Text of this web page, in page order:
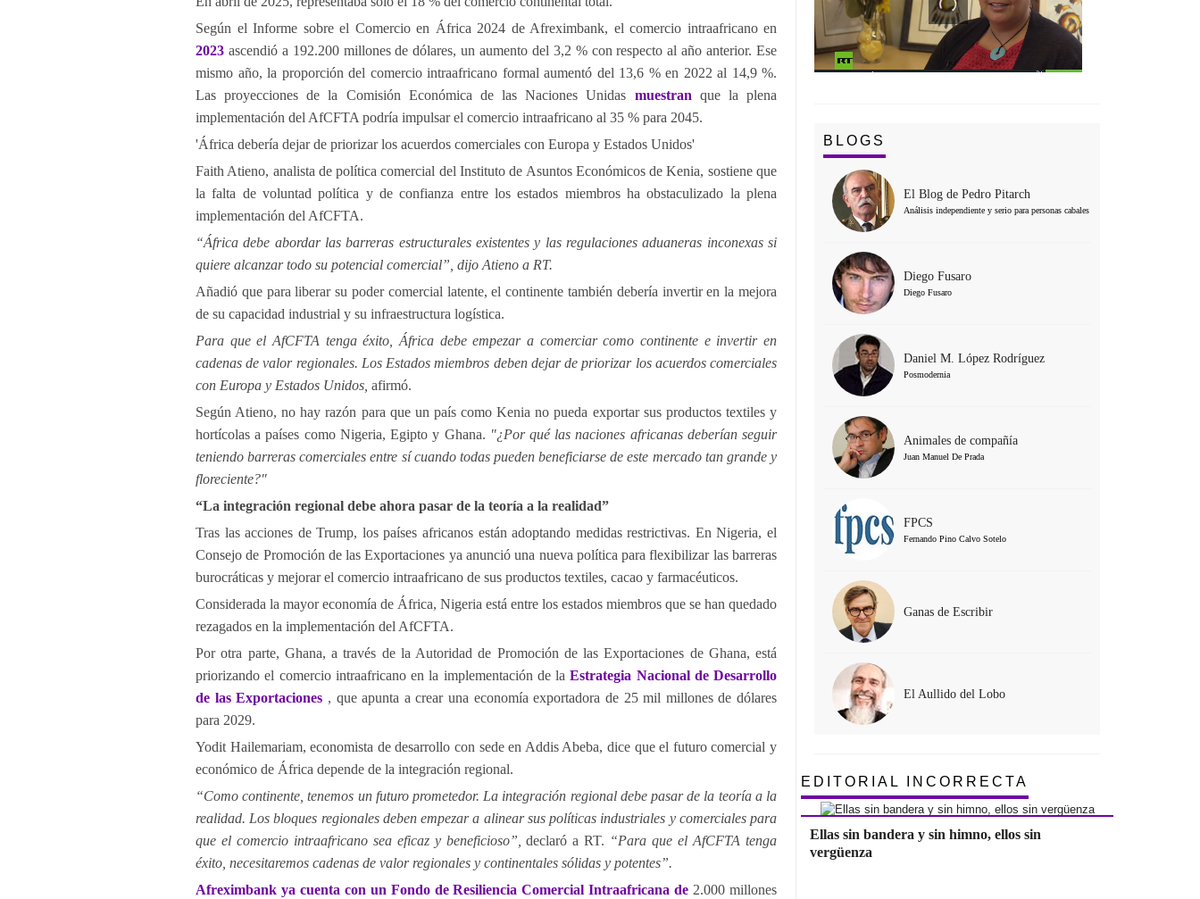
Según el Informe sobre el Comercio en África 2024 de Afreximbank, el comercio intraafricano en
2023 ascendió a 192.200 millones de dólares, un aumento del 3,2 % con respecto al año anterior. Ese
mismo año, la proporción del comercio intraafricano formal aumentó del 13,6 % en 2022 al 14,9 %.
Las proyecciones de la Comisión Económica de las Naciones Unidas muestran que la plena
implementación del AfCFTA podría impulsar el comercio intraafricano al 35 % para 2045.
'África debería dejar de priorizar los acuerdos comerciales con Europa y Estados Unidos'
Faith Atieno, analista de política comercial del Instituto de Asuntos Económicos de Kenia, sostiene que
la falta de voluntad política y de confianza entre los estados miembros ha obstaculizado la plena
implementación del AfCFTA.
“África debe abordar las barreras estructurales existentes y las regulaciones aduaneras inconexas si
quiere alcanzar todo su potencial comercial”, dijo Atieno a RT.
Añadió que para liberar su poder comercial latente, el continente también debería invertir en la mejora
de su capacidad industrial y su infraestructura logística.
Para que el AfCFTA tenga éxito, África debe empezar a comerciar como continente e invertir en
cadenas de valor regionales. Los Estados miembros deben dejar de priorizar los acuerdos comerciales
con Europa y Estados Unidos, afirmó.
Según Atieno, no hay razón para que un país como Kenia no pueda exportar sus productos textiles y
hortícolas a países como Nigeria, Egipto y Ghana. "¿Por qué las naciones africanas deberían seguir
teniendo barreras comerciales entre sí cuando todas pueden beneficiarse de este mercado tan grande y
floreciente?"
“La integración regional debe ahora pasar de la teoría a la realidad”
Tras las acciones de Trump, los países africanos están adoptando medidas restrictivas. En Nigeria, el
Consejo de Promoción de las Exportaciones ya anunció una nueva política para flexibilizar las barreras
burocráticas y mejorar el comercio intraafricano de sus productos textiles, cacao y farmacéuticos.
Considerada la mayor economía de África, Nigeria está entre los estados miembros que se han quedado
rezagados en la implementación del AfCFTA.
Por otra parte, Ghana, a través de la Autoridad de Promoción de las Exportaciones de Ghana, está
priorizando el comercio intraafricano en la implementación de laEstrategia Nacional de Desarrollo
de las Exportaciones , que apunta a crear una economía exportadora de 25 mil millones de dólares
para 2029.
Yodit Hailemariam, economista de desarrollo con sede en Addis Abeba, dice que el futuro comercial y
económico de África depende de la integración regional.
“Como continente, tenemos un futuro prometedor. La integración regional debe pasar de la teoría a la
realidad. Los bloques regionales deben empezar a alinear sus políticas industriales y comerciales para
que el comercio intraafricano sea eficaz y beneficioso”, declaró a RT. “Para que el AfCFTA tenga
éxito, necesitaremos cadenas de valor regionales y continentales sólidas y potentes”.
Afreximbank ya cuenta con un Fondo de Resiliencia Comercial Intraafricana de 2.000 millones
BLOGS
El Blog de Pedro Pitarch
Análisis independiente y serio para personas cabales
Diego Fusaro
Diego Fusaro
Daniel M. López Rodríguez
Posmodernia
Animales de compañía
Juan Manuel De Prada
FPCS
Fernando Pino Calvo Sotelo
Ganas de Escribir
El Aullido del Lobo
EDITORIAL INCORRECTA
Ellas sin bandera y sin himno, ellos sin
vergüenza